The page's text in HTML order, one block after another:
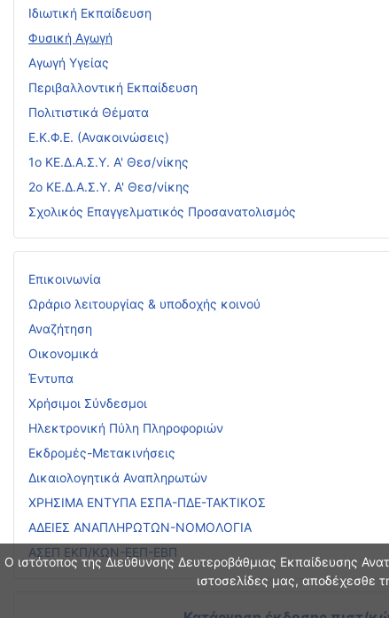
Ο ιστότοπος της Διεύθυνσης Δευτεροβάθμιας Εκπαίδευσης
ιστοσελίδες μας, αποδέχεσθε
Ιδιωτική Εκπαίδευση
Φυσική Αγωγή
Αγωγή Υγείας
Περιβαλλοντική Εκπαίδευση
Πολιτιστικά Θέματα
Ε.Κ.Φ.Ε. (Ανακοινώσεις)
1ο ΚΕ.Δ.Α.Σ.Υ. Α' Θεσ/νίκης
2ο ΚΕ.Δ.Α.Σ.Υ. Α' Θεσ/νίκης
Σχολικός Επαγγελματικός Προσανατολισμός
Επικοινωνία
Ωράριο λειτουργίας & υποδοχής κοινού
Αναζήτηση
Οικονομικά
Έντυπα
Χρήσιμοι Σύνδεσμοι
Ηλεκτρονική Πύλη Πληροφοριών
Εκδρομές-Μετακινήσεις
Δικαιολογητικά Αναπληρωτών
ΧΡΗΣΙΜΑ ΕΝΤΥΠΑ ΕΣΠΑ-ΠΔΕ-ΤΑΚΤΙΚΟΣ
ΑΔΕΙΕΣ ΑΝΑΠΛΗΡΩΤΩΝ-ΝΟΜΟΛΟΓΙΑ
ΑΣΕΠ ΕΚΠ/ΚΩΝ-ΕΕΠ-ΕΒΠ